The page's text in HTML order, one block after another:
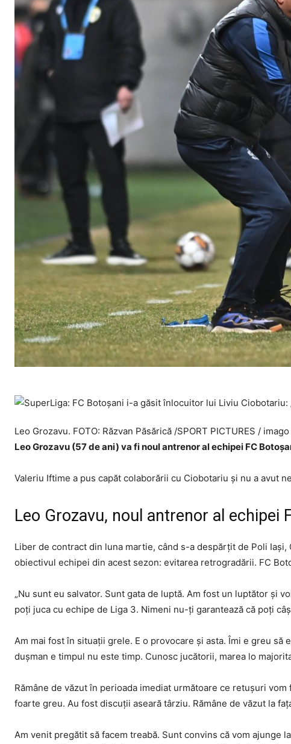
Leo Grozavu. FOTO: Răzvan Păsărică /SPORT PICTURES /
Leo Grozavu (57 de ani) va fi noul antrenor al echipei FC
Valeriu Iftime a pus capăt colaborării cu Ciobotariu și nu a avut
Leo Grozavu, noul antrenor al echipei
Liber de contract din luna martie, când s-a despărțit de Poli
obiectivul echipei din acest sezon: evitarea retrogradării. FC
„Nu sunt eu salvator. Sunt gata de luptă. Am fost un luptător şi
poţi juca cu echipe de Liga 3. Nimeni nu-ţi garantează că poţi
Am mai fost în situaţii grele. E o provocare şi asta. Îmi e greu
duşman e timpul nu este timp. Cunosc jucătorii, marea lo
Rămâne de văzut în perioada imediat următoare ce retuşuri
foarte greu. Au fost discuţii aseară târziu. Rămâne de văzut la
Am venit pregătit să facem treabă. Sunt convins că vom ajunge